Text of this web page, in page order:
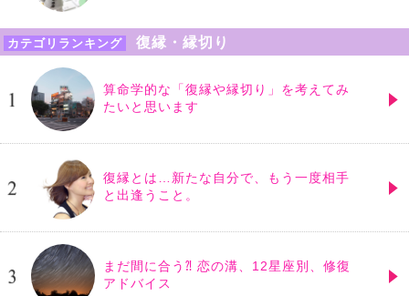
カテゴリランキング 復縁・縁切り
算命学的な「復縁や縁切り」を考えてみ
たいと思います
復縁とは…新たな自分で、もう一度相手
と出逢うこと。
まだ間に合う⁈ 恋の溝、12星座別、修復
アドバイス